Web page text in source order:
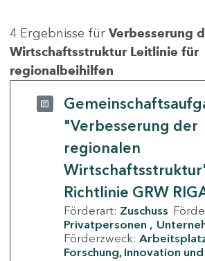
4 Ergebnisse für Verbesserung
Wirtschaftsstruktur Leitlinie für
regionalbeihilfen
"Verbesserung der
regionalen
Richtlinie GRW
Förderart: Zuschuss
Privatpersonen
Förderzweck:
Forschung, Innovation